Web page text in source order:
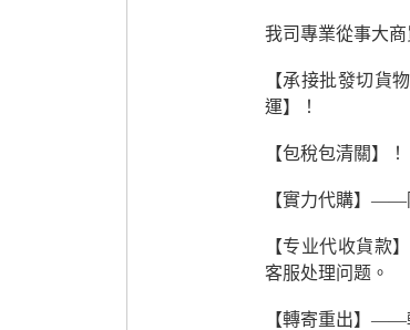
我司專業從事大
【承接批發切貨
運】！
【包稅包清關】
【實力代購】——
【专业代收貨款
客服处理问题。
【轉寄重出】——